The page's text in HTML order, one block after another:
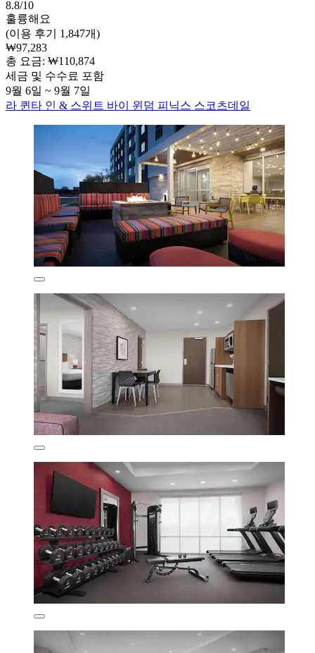
8.8/10
훌륭해요
(이용 후기 1,847개)
₩97,283
총 요금: ₩110,874
세금 및 수수료 포함
9월 6일 ~ 9월 7일
라 퀸타 인 & 스위트 바이 윈덤 피닉스 스코츠데일